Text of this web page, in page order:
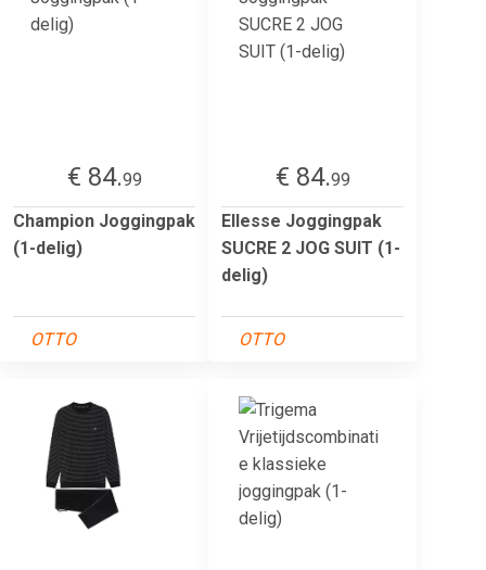
€ 84.99
Champion Joggingpak
(1-delig)
OTTO
€ 84.99
Ellesse Joggingpak
SUCRE 2 JOG SUIT (1-
delig)
OTTO